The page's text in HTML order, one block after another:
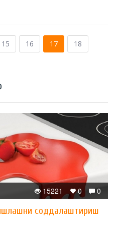
15 16 17
18
0
0
15221
соддалаштириш